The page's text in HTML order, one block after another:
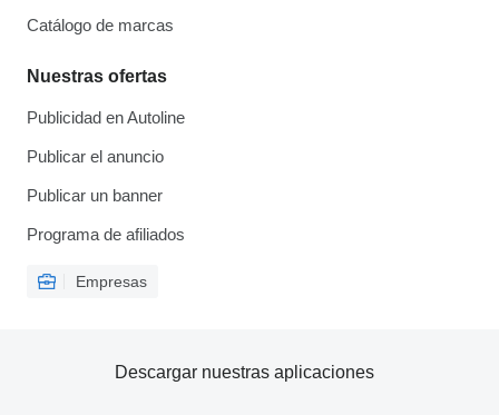
Catálogo de marcas
Nuestras ofertas
Publicidad en Autoline
Publicar el anuncio
Publicar un banner
Programa de afiliados
Empresas
Descargar nuestras aplicaciones